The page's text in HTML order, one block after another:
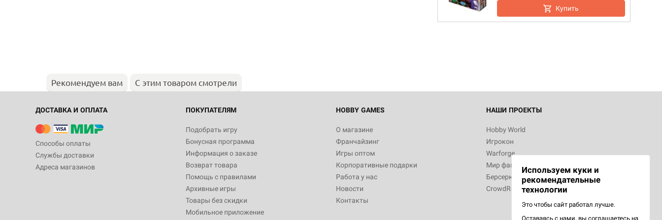
Купить
Рекомендуем вам С этим товаром смотрели
ДОСТАВКА И ОПЛАТА
Способы оплаты
Службы доставки
Адреса магазинов
ПОКУПАТЕЛЯМ
Подобрать игру
Бонусная программа
Информация о заказе
Возврат товара
Помощь с правилами
Архивные игры
Товары без скидки
Мобильное приложение
HOBBY GAMES
О магазине
Франчайзинг
Игры оптом
Корпоративные подарки
Работа у нас
Новости
Контакты
НАШИ ПРОЕКТЫ
Hobby World
Игрокон
Warforge
Мир фантастики
Берсерк
CrowdRepublic
Используем куки и
рекомендательные
технологии
Это чтобы сайт работал лучше.
Оставаясь с нами, вы соглашаетесь на